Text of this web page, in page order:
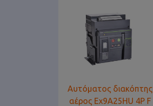
Αυτόματος διακόπτης
αέρος Ex9A25HU 4P F